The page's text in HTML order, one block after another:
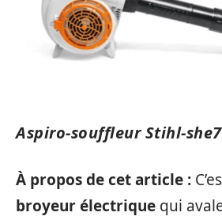
Aspiro-souffleur Stihl-
À propos de cet article :
broyeurélectrique qui